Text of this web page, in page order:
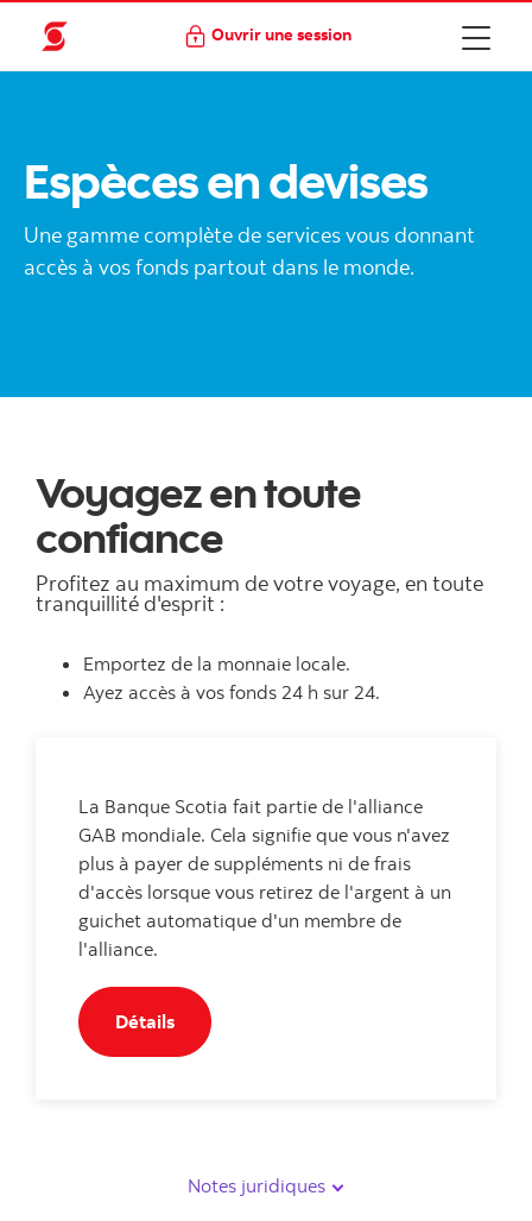
Ouvrir une session
Espèces en devises
Une gamme complète de services vous donnant
accès à vos fonds partout dans le monde.
Voyagez en toute
confiance
Profitez au maximum de votre voyage, en toute
tranquillité d'esprit :
Emportez de la monnaie locale.
Ayez accès à vos fonds 24 h sur 24.
La Banque Scotia fait partie de l'alliance
GAB mondiale. Cela signifie que vous n'avez
plus à payer de suppléments ni de frais
d'accès lorsque vous retirez de l'argent à un
guichet automatique d'un membre de
l'alliance.
DétailsDétails
Notes juridiques